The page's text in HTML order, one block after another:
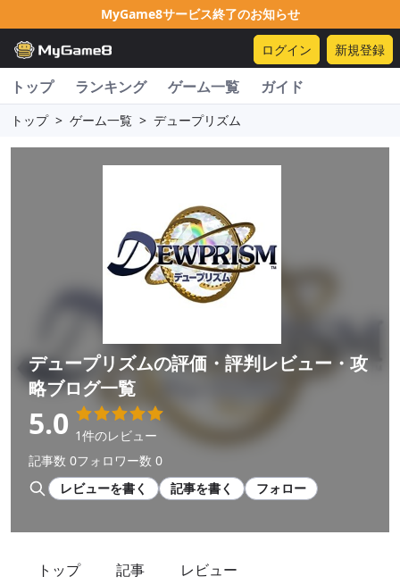
MyGame8サービス終了のお知らせ
ログイン 新規登録
トップ ランキング ゲーム一覧 ガイド
トップ > ゲーム一覧 > デュープリズム
デュープリズムの評価・評判レビュー・攻
略ブログ一覧
5.0 1件のレビュー
記事数 0フォロワー数 0
レビューを書く
記事を書く フォロー
トップ 記事 レビュー